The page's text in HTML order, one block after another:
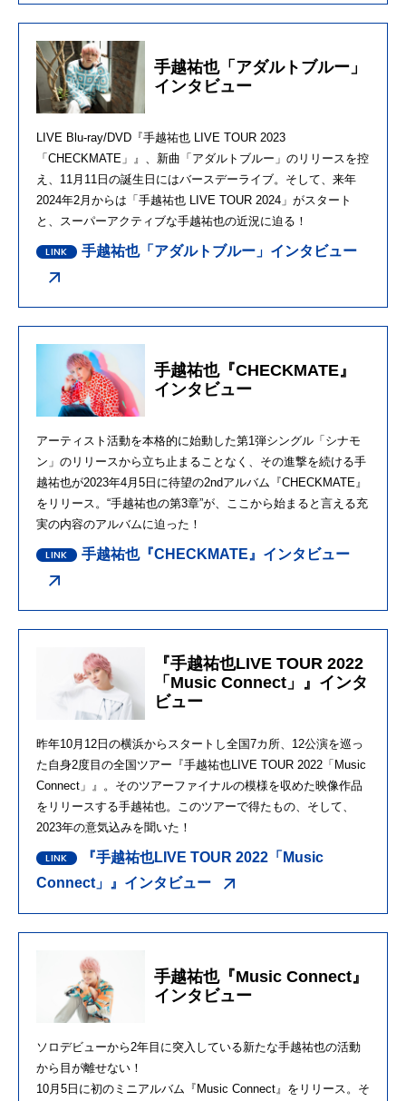
手越祐也「アダルトブルー」
インタビュー
LIVE Blu-ray/DVD『手越祐也 LIVE TOUR 2023
「CHECKMATE」』、新曲「アダルトブルー」のリリースを控
え、11月11日の誕生日にはバースデーライブ。そして、来年
2024年2月からは「手越祐也 LIVE TOUR 2024」がスタート
と、スーパーアクティブな手越祐也の近況に迫る！
手越祐也「アダルトブルー」インタビュー
手越祐也『CHECKMATE』
インタビュー
アーティスト活動を本格的に始動した第1弾シングル「シナモ
ン」のリリースから立ち止まることなく、その進撃を続ける手
越祐也が2023年4月5日に待望の2ndアルバム『CHECKMATE』
をリリース。“手越祐也の第3章”が、ここから始まると言える充
実の内容のアルバムに迫った！
手越祐也『CHECKMATE』インタビュー
『手越祐也LIVE TOUR 2022
「Music Connect」』インタ
ビュー
昨年10月12日の横浜からスタートし全国7カ所、12公演を巡っ
た自身2度目の全国ツアー『手越祐也LIVE TOUR 2022「Music
Connect」』。そのツアーファイナルの模様を収めた映像作品
をリリースする手越祐也。このツアーで得たもの、そして、
2023年の意気込みを聞いた！
『手越祐也LIVE TOUR 2022「Music
Connect」』インタビュー
手越祐也『Music Connect』
インタビュー
ソロデビューから2年目に突入している新たな手越祐也の活動
から目が離せない！
10月5日に初のミニアルバム『Music Connect』をリリース。そ